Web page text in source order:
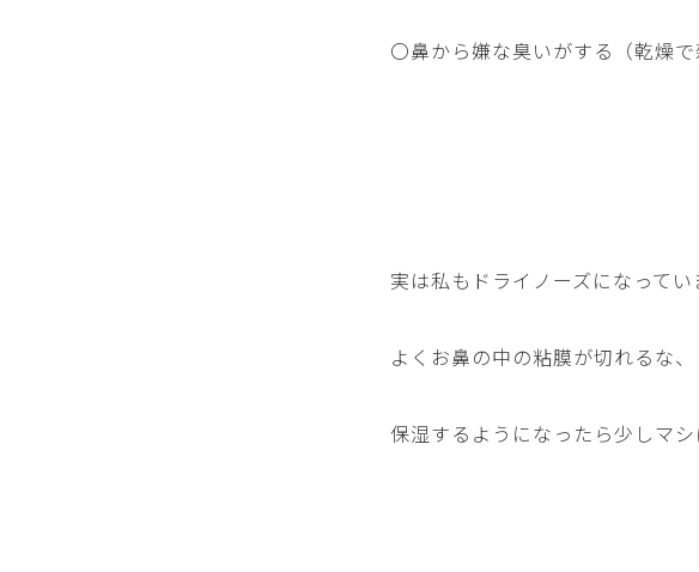
〇鼻から嫌な臭いがする（乾燥で
実は私もドライノーズになってい
よくお鼻の中の粘膜が切れるな、
保湿するようになったら少しマ